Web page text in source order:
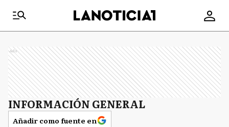
Ads
INFORMACIÓN GENERAL
Añadir como fuente en